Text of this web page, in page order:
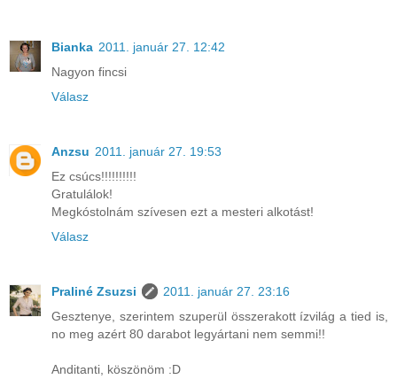
Bianka 2011. január 27. 12:42
Nagyon fincsi
Válasz
Anzsu 2011. január 27. 19:53
Ez csúcs!!!!!!!!!!
Gratulálok!
Megkóstolnám szívesen ezt a mesteri alkotást!
Válasz
Praliné Zsuzsi
2011. január 27. 23:16
Gesztenye, szerintem szuperül összerakott ízvilág a tied is,
no meg azért 80 darabot legyártani nem semmi!!
Anditanti, köszönöm :D